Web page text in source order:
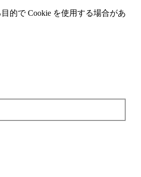
的で Cookie を使⽤する場合があ